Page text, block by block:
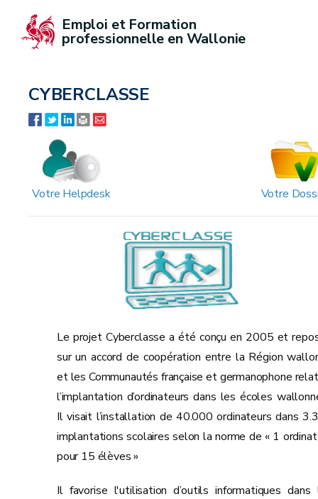
Emploi et Formation
professionnelle en Wallonie
CYBERCLASSE
Votre Helpdesk Votre
Le projet Cyberclasse a été conçu en 2005 et
sur un accord de coopération entre la Région
et les Communautés française et germanophone
l’implantation d’ordinateurs dans les écoles
Il visait l’installation de 40.000 ordinateurs dans
implantations scolaires selon la norme de « 1
pour 15 élèves »
Il favorise l'utilisation d’outils informatiques dans